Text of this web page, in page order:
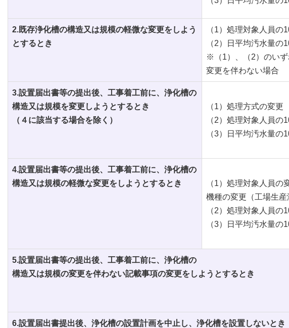
2.既存浄化槽の構造又は規模の軽微な変更をしよう
とするとき
（1）処理対象人員の
（2）日平均汚水量の
※（1）、（2）のい
変更を伴わない場合
3.設置届出書等の提出後、工事着工前に、浄化槽の
構造又は規模を変更しようとするとき
（４に該当する場合を除く）
（1）処理方式の変更
（2）処理対象人員の
（3）日平均汚水量の
4.設置届出書等の提出後、工事着工前に、浄化槽の
構造又は規模の軽微な変更をしようとするとき
（1）処理対象人員の
機種の変更（工場生産
（2）処理対象人員の
（3）日平均汚水量の
5.設置届出書等の提出後、工事着工前に、浄化槽の
構造又は規模の変更を伴わない記載事項の変更をしようとするとき
6.設置届出書提出後、浄化槽の設置計画を中止し、浄化槽を設置しないとき